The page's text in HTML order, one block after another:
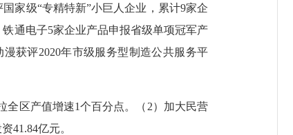
家级“专精特新”小巨人企业，累计9家企
通电子5家企业产品申报省级单项冠军产
获评2020年市级服务型制造公共服务平
区产值增速1个百分点。（2）加大民营
41.84亿元。